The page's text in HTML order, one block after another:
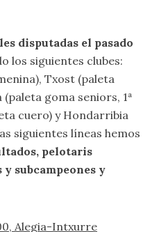
disputadas el pasado
los siguientes clubes:
Txost (paleta
goma seniors, 1ª
cuero) y Hondarribia
siguientes líneas hemos
pelotaris
y subcampeones y
Alegia-Intxurre